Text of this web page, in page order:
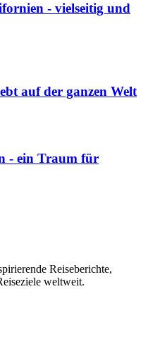
- vielseitig und
auf der ganzen Welt
- ein Traum für
Reiseberichte,
weltweit.